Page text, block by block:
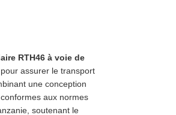
RTH46 à voie de
assurer le transport
une conception
aux normes
soutenant le